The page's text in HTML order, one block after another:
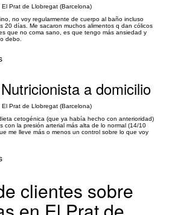
Prat de Llobregat (Barcelona)
no voy regularmente de cuerpo al baño incluso
20 días. Me sacaron muchos alimentos q dan cólicos
que no coma sano, es que tengo más ansiedad y
debo.
a domicilio
Prat de Llobregat (Barcelona)
cetogénica (que ya había hecho con anterioridad)
con la presión arterial más alta de lo normal (14/10
me lleve más o menos un control sobre lo que voy
clientes sobre